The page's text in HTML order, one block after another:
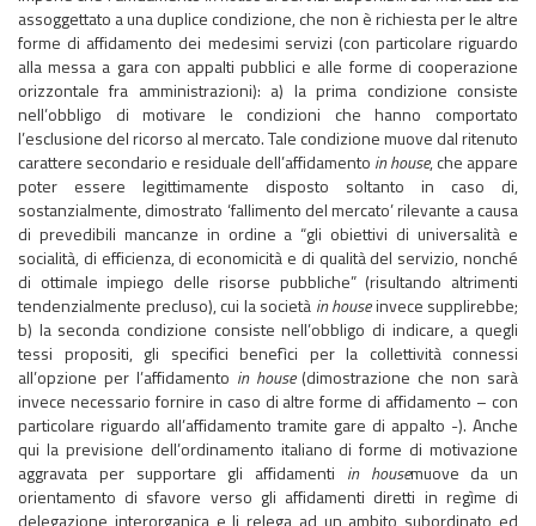
assoggettato a una duplice condizione, che non è richiesta per le altre
forme di affidamento dei medesimi servizi (con particolare riguardo
alla messa a gara con appalti pubblici e alle forme di cooperazione
orizzontale fra amministrazioni): a) la prima condizione consiste
nell’obbligo di motivare le condizioni che hanno comportato
l’esclusione del ricorso al mercato. Tale condizione muove dal ritenuto
carattere secondario e residuale dell’affidamento in house, che appare
poter essere legittimamente disposto soltanto in caso di,
sostanzialmente, dimostrato ‘fallimento del mercato’ rilevante a causa
di prevedibili mancanze in ordine a “gli obiettivi di universalità e
socialità, di efficienza, di economicità e di qualità del servizio, nonché
di ottimale impiego delle risorse pubbliche” (risultando altrimenti
tendenzialmente precluso), cui la società in houseinvece supplirebbe;
b) la seconda condizione consiste nell’obbligo di indicare, a quegli
tessi propositi, gli specifici benefìci per la collettività connessi
all’opzione per l’affidamento in house(dimostrazione che non sarà
invece necessario fornire in caso di altre forme di affidamento – con
particolare riguardo all’affidamento tramite gare di appalto -). Anche
qui la previsione dell’ordinamento italiano di forme di motivazione
aggravata per supportare gli affidamenti in housemuove da un
orientamento di sfavore verso gli affidamenti diretti in regìme di
delegazione interorganica e li relega ad un ambito subordinato ed